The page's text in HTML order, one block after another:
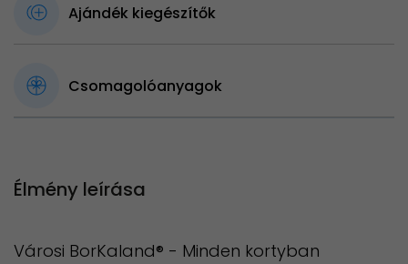
Ajándék kiegészítők
Csomagolóanyagok
Élmény leírása
Városi BorKaland® - Minden kortyban